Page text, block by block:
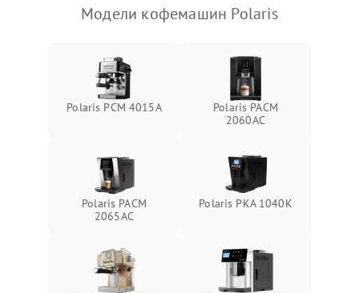
Модели кофемашин Polaris
Polaris PCM 4015A
Polaris PACM
2060AC
Polaris PACM
2065AC
Polaris PKA 1040K